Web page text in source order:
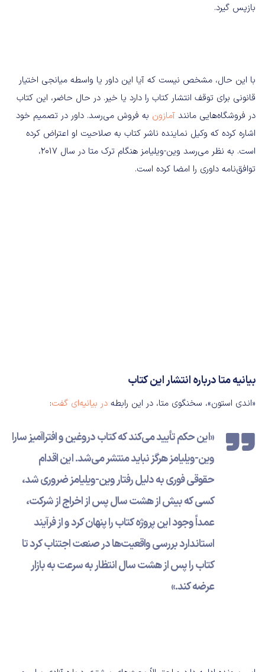
بازپس گیرد.
با این حال، مشخص نیست که آیا این داور یا واسطه میانجی اختیار
قانونی برای توقف انتشار کتاب را دارد یا خیر. در حال حاضر، این کتاب
در فروشگاه‌هایی مانند آمازون به فروش می‌رسد. داور در تصمیم خود
اشاره کرده که وکیل نماینده ناشر کتاب به صلاحیت او اعتراض کرده‌
است. به نظر می‌رسد وین-ویلیامز هنگام ترک متا در سال 2017،
توافق‌نامه داوری را امضا کرده است.
بیانیه متا درباره انتشار این کتاب
«اندی استون»، سخنگوی متا، در این رابطه در بیانیه‌ای گفت:
«این حکم تأیید می‌کند که کتاب دروغین و افتراآمیز سارا
وین-ویلیامز هرگز نباید منتشر می‌شد. این اقدام
حقوقی فوری به دلیل رفتار وین-ویلیامز ضروری شد،
کسی که بیش از هشت سال پس از اخراج از شرکت،
عمداً وجود این پروژه کتاب را پنهان کرد و از فرآیند
استاندارد بررسی واقعیت‌ها در صنعت اجتناب کرد تا
کتاب را پس از هشت سال انتظار به سرعت به بازار
عرضه کند.»